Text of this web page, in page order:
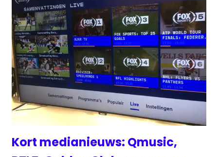
Kort medianieuws: Qmusic,